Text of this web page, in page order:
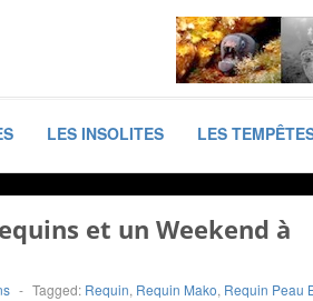
LES INSOLITES LES
et un Weekend à
- Tagged: Requin, Requin Mako, Requin Peau